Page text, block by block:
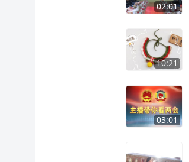
02:01
10:21
03:01